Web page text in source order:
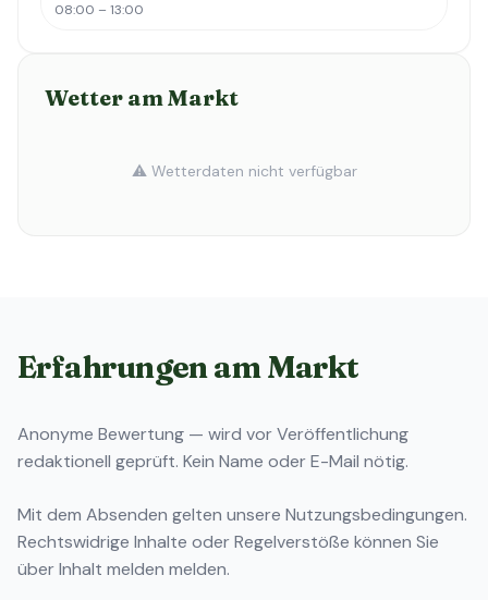
08:00 – 13:00
Wetter am Markt
⚠️ Wetterdaten nicht verfügbar
Erfahrungen am Markt
Anonyme Bewertung — wird vor Veröffentlichung
redaktionell geprüft. Kein Name oder E-Mail nötig.
Mit dem Absenden gelten unsere Nutzungsbedingungen.
Rechtswidrige Inhalte oder Regelverstöße können Sie
überInhalt melden melden.